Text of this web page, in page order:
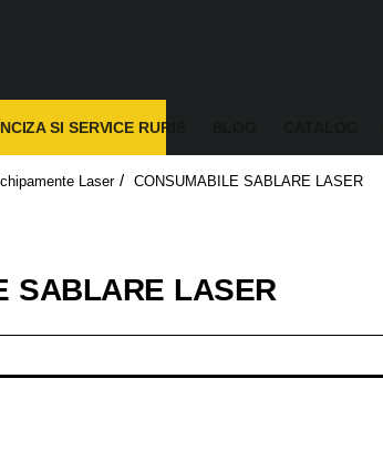
SI SERVICE RURIS
Laser CONSUMABILE SABLARE LASER
SABLARE LASER